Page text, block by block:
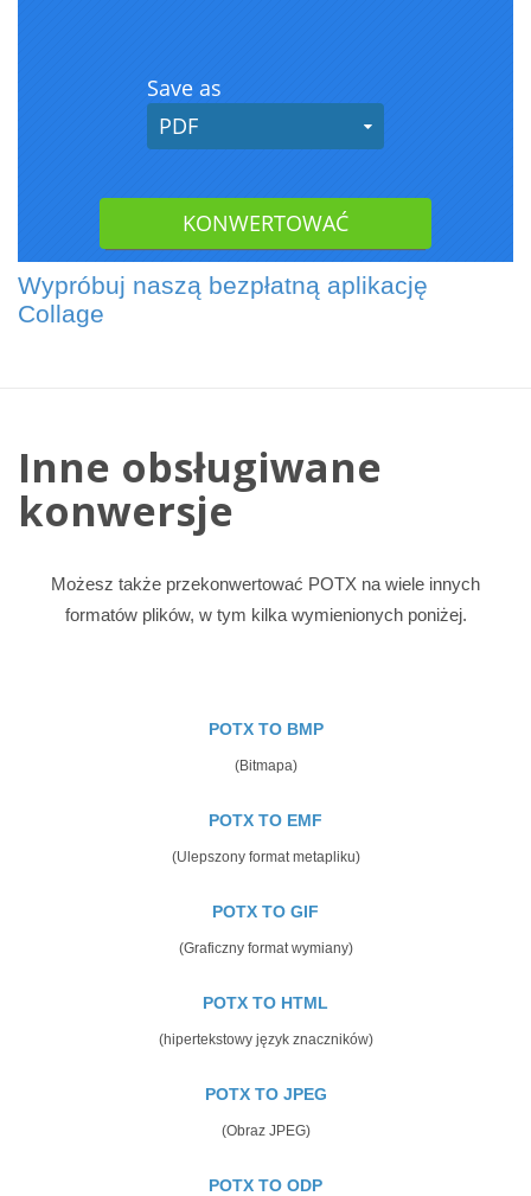
Wypróbuj naszą bezpłatną aplikację
Collage
Inne obsługiwane
konwersje
Możesz także przekonwertować POTX na wiele innych
formatów plików, w tym kilka wymienionych poniżej.
POTX TO BMP
(Bitmapa)
POTX TO EMF
(Ulepszony format metapliku)
POTX TO GIF
(Graficzny format wymiany)
POTX TO HTML
(hipertekstowy język znaczników)
POTX TO JPEG
(Obraz JPEG)
POTX TO ODP